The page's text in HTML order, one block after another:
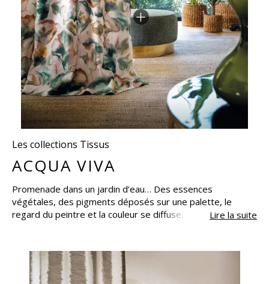
Les collections Tissus
ACQUA VIVA
Promenade dans un jardin d’eau… Des essences
végétales, des pigments déposés sur une palette, le
regard du peintre et la couleur se diffuse, éclatante, sur les
avant qu’elles ne se fondent en douceur aquarellée. Une
collection à la thématique florale et aquatique, qui distille
une atmosphère de parfaite sérénité.
Lire la suite